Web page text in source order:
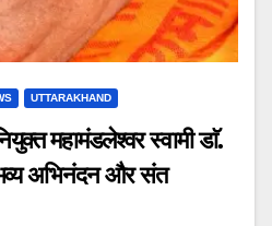
UTTARAKHAND
महामंडलेश्वर स्वामी डाॅ.
भव्य अभिनंदन और संत